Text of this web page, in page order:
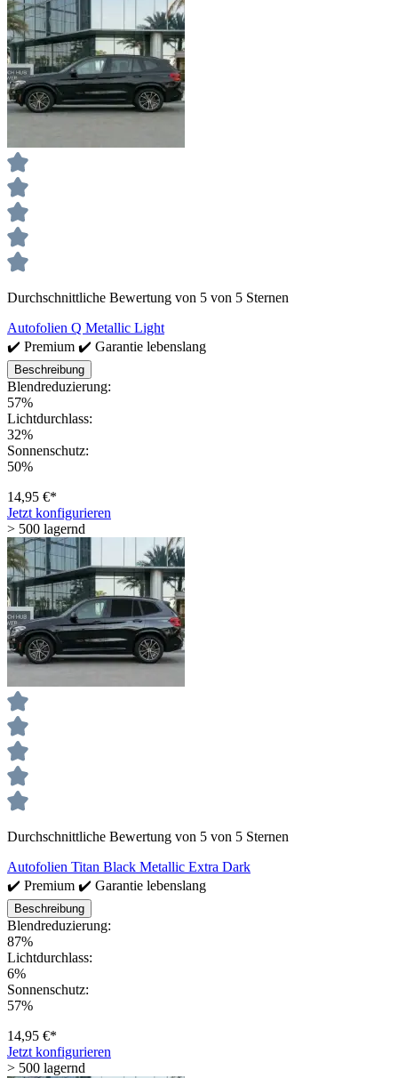
Durchschnittliche Bewertung von 5 von 5 Sternen
Autofolien Q Metallic Light
✔️ Premium ✔️ Garantie lebenslang
Beschreibung
Blendreduzierung:
57%
Lichtdurchlass:
32%
Sonnenschutz:
50%
14,95 €*
Jetzt konfigurieren
> 500 lagernd
Durchschnittliche Bewertung von 5 von 5 Sternen
Autofolien Titan Black Metallic Extra Dark
✔️ Premium ✔️ Garantie lebenslang
Beschreibung
Blendreduzierung:
87%
Lichtdurchlass:
6%
Sonnenschutz:
57%
14,95 €*
Jetzt konfigurieren
> 500 lagernd